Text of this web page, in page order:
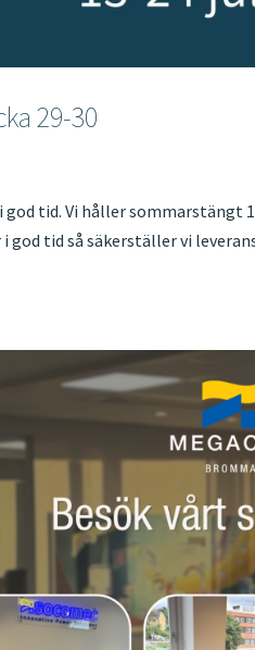
29-30
god tid. Vi håller sommarstängt
i god tid så säkerställer vi